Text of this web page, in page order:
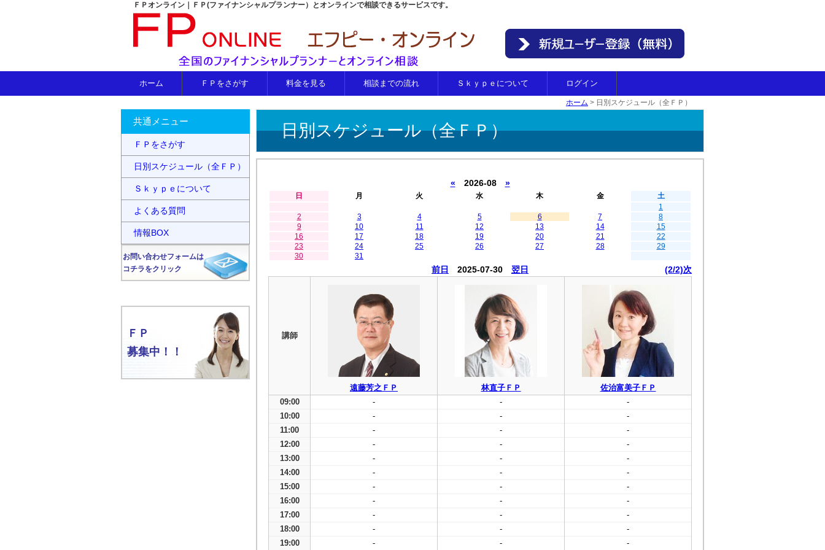
ＦＰオンライン｜ＦＰ(ファイナンシャルプランナー）とオンラインで相談できるサービスです。
ホーム ＦＰをさがす 料金を見る 相談までの流れ Ｓｋｙｐｅについて ログイン
ホーム > 日別スケジュール（全ＦＰ）
日別スケジュール（全ＦＰ）
« 2026-08 »
日 月 火 水 木 金
土
1
2
3 4 5 6 7
8
9
10 11 12 13 14
15
16
17 18 19 20 21
22
23
24 25 26 27 28
29
30
31
前日 2025-07-30 翌日 (2/2)次
講師
遠藤芳之ＦＰ 林直子ＦＰ
佐治富美子ＦＰ
09:00
- -
-
10:00
- -
-
11:00
- -
-
12:00
- -
-
13:00
- -
-
14:00
- -
-
15:00
- -
-
16:00
- -
-
17:00
- -
-
18:00
- -
-
19:00
- - -
共通メニュー
ＦＰをさがす
日別スケジュール（全ＦＰ）
Ｓｋｙｐｅについて
よくある質問
情報BOX
お問い合わせフォームは
コチラをクリック
ＦＰ
募集中！！